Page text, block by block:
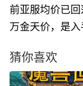
前亚服均价已
万金天价，是入
猜你喜欢